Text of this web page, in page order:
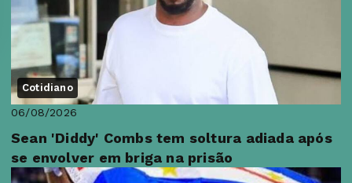
Cotidiano
06/08/2026
Sean 'Diddy' Combs tem soltura adiada após
se envolver em briga na prisão